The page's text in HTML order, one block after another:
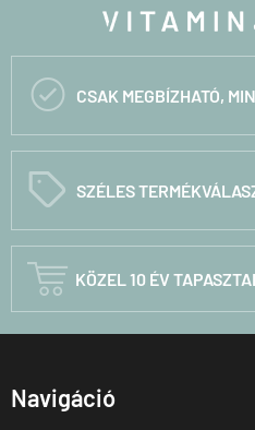
 CSAK MEGBÍZHATÓ,
C SZÉLES
 KÖZEL 10 ÉV
Navigáció